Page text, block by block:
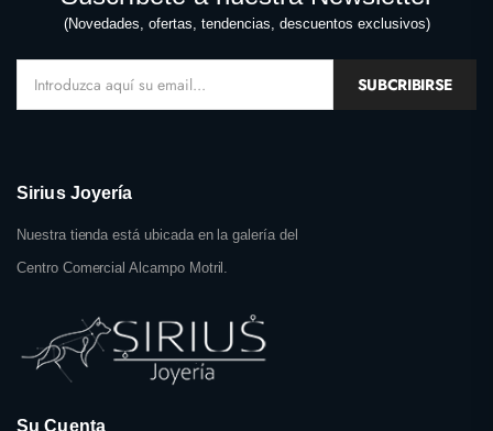
(Novedades, ofertas, tendencias, descuentos exclusivos)
SUBCRIBIRSE
Sirius Joyería
Nuestra tienda está ubicada en la galería del
Centro Comercial Alcampo Motril.
Su Cuenta